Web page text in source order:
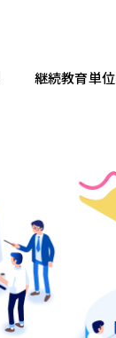
継続教育単位